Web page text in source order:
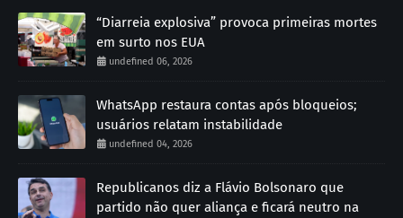
“Diarreia explosiva” provoca primeiras mortes
em surto nos EUA
undefined 06, 2026
WhatsApp restaura contas após bloqueios;
usuários relatam instabilidade
undefined 04, 2026
Republicanos diz a Flávio Bolsonaro que
partido não quer aliança e ficará neutro na